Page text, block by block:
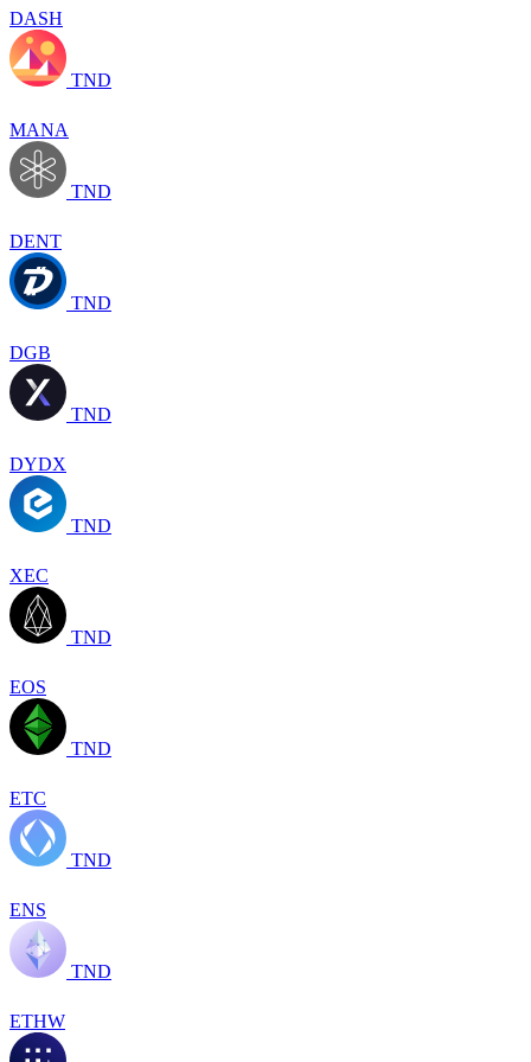
DASH
TND
MANA
TND
DENT
TND
DGB
TND
DYDX
TND
XEC
TND
EOS
TND
ETC
TND
ENS
TND
ETHW